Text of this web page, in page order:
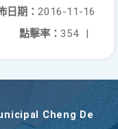
日期： 2016-11-16
點擊率： 354 |
Cheng De